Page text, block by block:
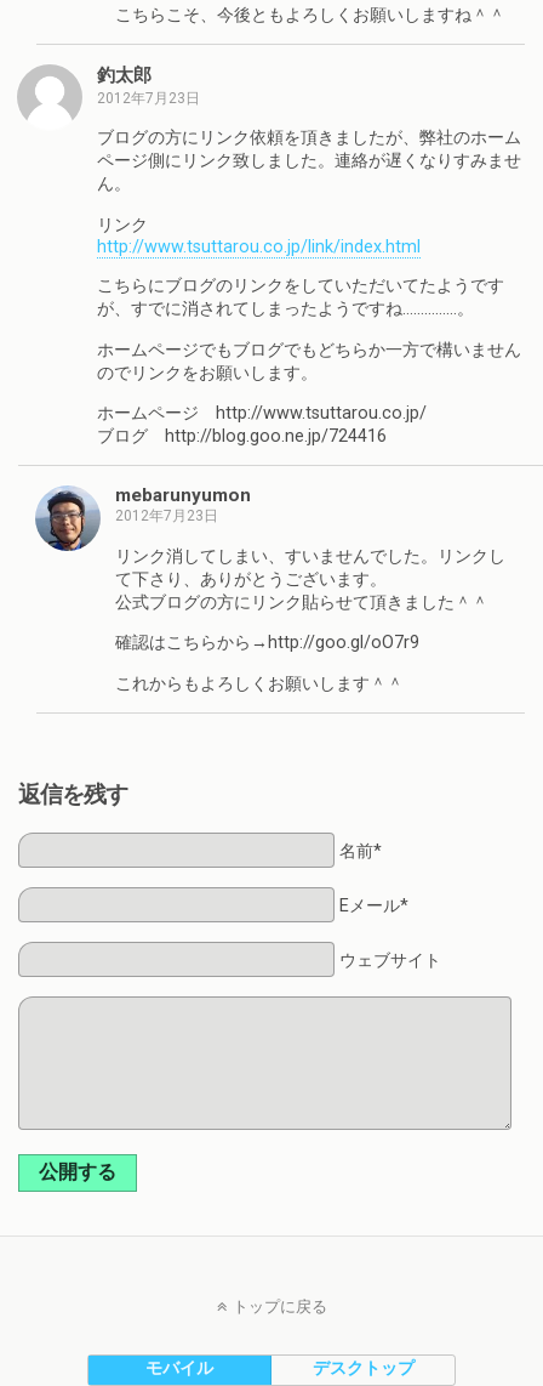
こちらこそ、今後ともよろしくお願いしますね＾＾
釣太郎
2012年7月23日
ブログの方にリンク依頼を頂きましたが、弊社のホーム
ページ側にリンク致しました。連絡が遅くなりすみませ
ん。
リンク
http://www.tsuttarou.co.jp/link/index.html
こちらにブログのリンクをしていただいてたようです
が、すでに消されてしまったようですね……………。
ホームページでもブログでもどちらか一方で構いません
のでリンクをお願いします。
ホームページ http://www.tsuttarou.co.jp/
ブログ http://blog.goo.ne.jp/724416
mebarunyumon
2012年7月23日
リンク消してしまい、すいませんでした。リンクし
て下さり、ありがとうございます。
公式ブログの方にリンク貼らせて頂きました＾＾
確認はこちらから→http://goo.gl/oO7r9
これからもよろしくお願いします＾＾
返信を残す
名前*
Eメール*
ウェブサイト
公開する
トップに戻る
モバイル デスクトップ